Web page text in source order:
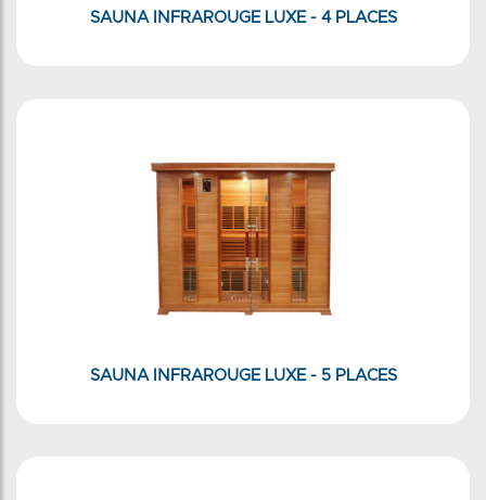
SAUNA INFRAROUGE LUXE - 4 PLACES
SAUNA INFRAROUGE LUXE - 5 PLACES